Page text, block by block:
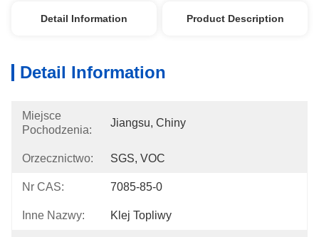
Detail Information Product Description
Detail Information
Miejsce
Pochodzenia:
Jiangsu, Chiny
Orzecznictwo: SGS, VOC
Nr CAS: 7085-85-0
Inne Nazwy: Klej Topliwy